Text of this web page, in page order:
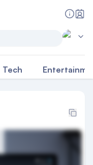
Tech